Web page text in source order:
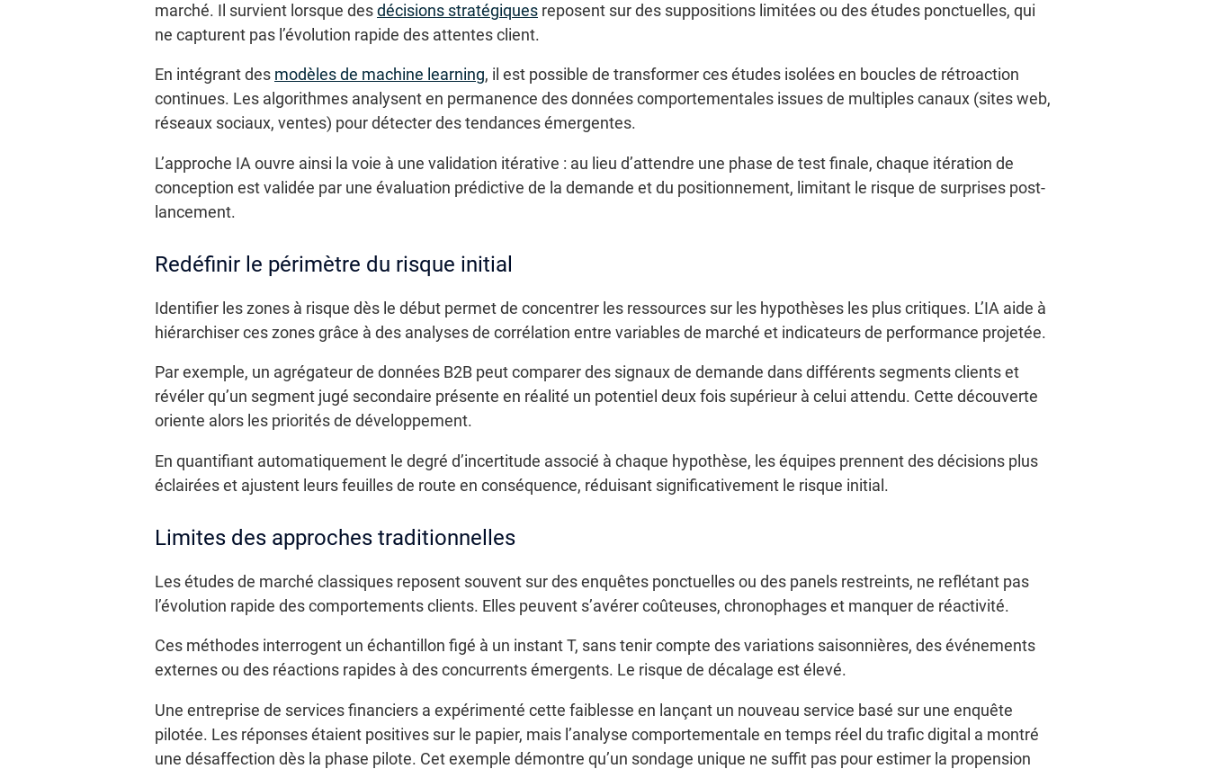
marché. Il survient lorsque des décisions stratégiques reposent sur des suppositions limitées ou des études ponctuelles, qui
ne capturent pas l’évolution rapide des attentes client.
En intégrant des modèles de machine learning, il est possible de transformer ces études isolées en boucles de rétroaction
continues. Les algorithmes analysent en permanence des données comportementales issues de multiples canaux (sites web,
réseaux sociaux, ventes) pour détecter des tendances émergentes.
L’approche IA ouvre ainsi la voie à une validation itérative : au lieu d’attendre une phase de test finale, chaque itération de
conception est validée par une évaluation prédictive de la demande et du positionnement, limitant le risque de surprises post-
lancement.
Redéfinir le périmètre du risque initial
Identifier les zones à risque dès le début permet de concentrer les ressources sur les hypothèses les plus critiques. L’IA aide à
hiérarchiser ces zones grâce à des analyses de corrélation entre variables de marché et indicateurs de performance projetée.
Par exemple, un agrégateur de données B2B peut comparer des signaux de demande dans différents segments clients et
révéler qu’un segment jugé secondaire présente en réalité un potentiel deux fois supérieur à celui attendu. Cette découverte
oriente alors les priorités de développement.
En quantifiant automatiquement le degré d’incertitude associé à chaque hypothèse, les équipes prennent des décisions plus
éclairées et ajustent leurs feuilles de route en conséquence, réduisant significativement le risque initial.
Limites des approches traditionnelles
Les études de marché classiques reposent souvent sur des enquêtes ponctuelles ou des panels restreints, ne reflétant pas
l’évolution rapide des comportements clients. Elles peuvent s’avérer coûteuses, chronophages et manquer de réactivité.
Ces méthodes interrogent un échantillon figé à un instant T, sans tenir compte des variations saisonnières, des événements
externes ou des réactions rapides à des concurrents émergents. Le risque de décalage est élevé.
Une entreprise de services financiers a expérimenté cette faiblesse en lançant un nouveau service basé sur une enquête
pilotée. Les réponses étaient positives sur le papier, mais l’analyse comportementale en temps réel du trafic digital a montré
une désaffection dès la phase pilote. Cet exemple démontre qu’un sondage unique ne suffit pas pour estimer la propension